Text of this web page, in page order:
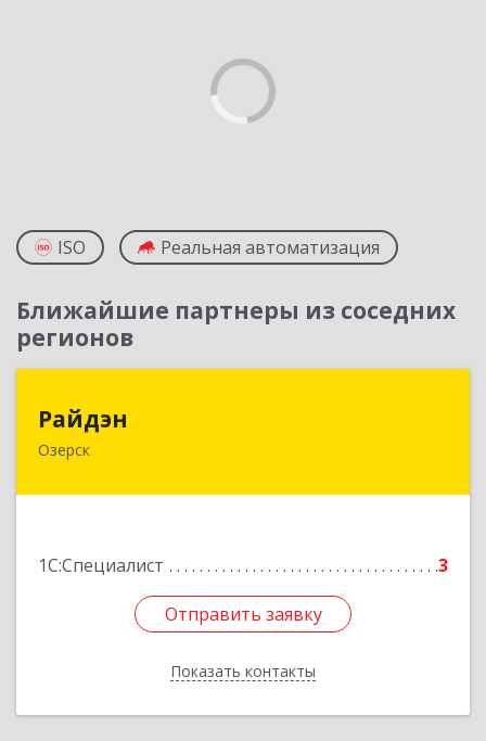
ISO Реальная автоматизация
Ближайшие партнеры из соседних
регионов
Райдэн
Озерск
1С:Специалист 3
Отправить заявку
Показать контакты
456783, Челябинская обл, Озерск г, Ленина пр-
Отправить заявку
Назад